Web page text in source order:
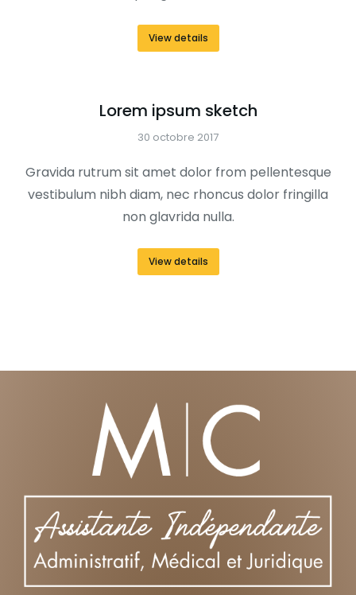
View details
Lorem ipsum sketch
30 octobre 2017
Gravida rutrum sit amet dolor from pellentesque
vestibulum nibh diam, nec rhoncus dolor fringilla
non glavrida nulla.
View details